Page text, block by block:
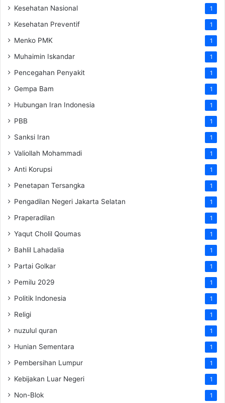
Kesehatan Nasional 1
Kesehatan Preventif 1
Menko PMK 1
Muhaimin Iskandar 1
Pencegahan Penyakit 1
Gempa Bam 1
Hubungan Iran Indonesia 1
PBB 1
Sanksi Iran 1
Valiollah Mohammadi 1
Anti Korupsi 1
Penetapan Tersangka 1
Pengadilan Negeri Jakarta Selatan 1
Praperadilan 1
Yaqut Cholil Qoumas 1
Bahlil Lahadalia 1
Partai Golkar 1
Pemilu 2029 1
Politik Indonesia 1
Religi 1
nuzulul quran 1
Hunian Sementara 1
Pembersihan Lumpur 1
Kebijakan Luar Negeri 1
Non-Blok 1